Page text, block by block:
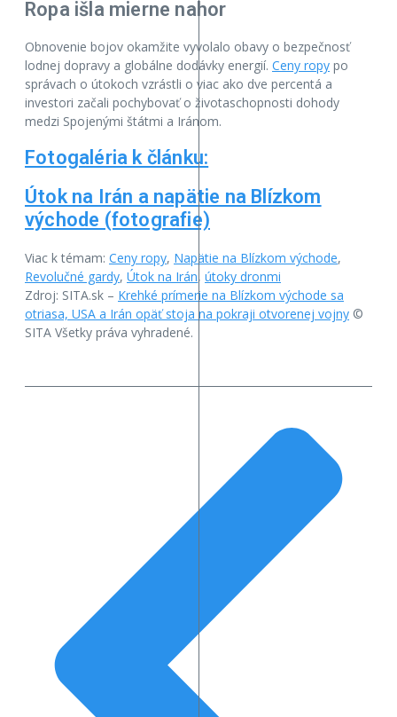
Ropa išla mierne nahor
Obnovenie bojov okamžite vyvolalo obavy o bezpečnosť
lodnej dopravy a globálne dodávky energií. Ceny ropy po
správach o útokoch vzrástli o viac ako dve percentá a
investori začali pochybovať o životaschopnosti dohody
medzi Spojenými štátmi a Iránom.
Fotogaléria k článku:
Útok na Irán a napätie na Blízkom
východe (fotografie)
Viac k témam: Ceny ropy, Napätie na Blízkom východe,
Revolučné gardy, Útok na Irán, útoky dronmi
Zdroj: SITA.sk – Krehké prímerie na Blízkom východe sa
otriasa, USA a Irán opäť stoja na pokraji otvorenej vojny ©
SITA Všetky práva vyhradené.